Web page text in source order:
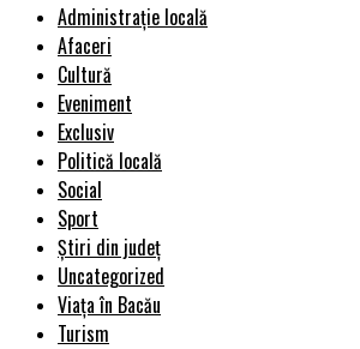
Administrație locală
Afaceri
Cultură
Eveniment
Exclusiv
Politică locală
Social
Sport
Știri din județ
Uncategorized
Viața în Bacău
Turism